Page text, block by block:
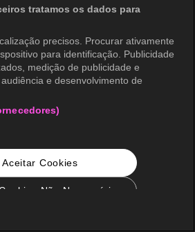
tratamos os dados para
precisos. Procurar ativamente
para identificação. Publicidade
medição de publicidade e
e desenvolvimento de
Aceitar Cookies
Não Necessários